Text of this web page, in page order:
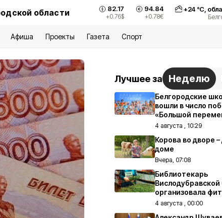
области 82.17
+0.76$
94.84
+0.78€
+24°С,
Афиша Проекты Газета Спорт
Лучшее за Неделю
Белгородские
вошли в число
«Большой
4 августа , 10:29
Корова во дворе
доме
Вчера, 07:08
Библиотекарь
организовала
4 августа , 00:00